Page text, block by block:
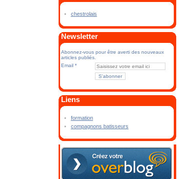
chestrolais
Newsletter
Abonnez-vous pour être averti des nouveaux
articles publiés.
Email
Liens
formation
compagnons batisseurs